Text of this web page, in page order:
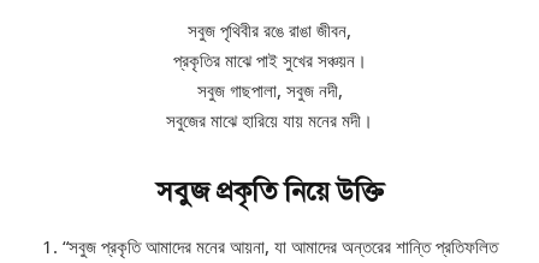
সবুজ পৃথিবীর রঙে রাঙা জীবন,
প্রকৃতির মাঝে পাই সুখের সঞ্চয়ন।
সবুজ গাছপালা, সবুজ নদী,
সবুজের মাঝে হারিয়ে যায় মনের মদী।
সবুজ প্রকৃতি নিয়ে উক্তি
1. “সবুজ প্রকৃতি আমাদের মনের আয়না, যা আমাদের অন্তরের শান্তি প্রতিফলিত